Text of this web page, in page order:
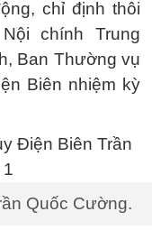
chỉ định thôi
chính Trung
Ban Thường vụ
Biên nhiệm kỳ
Quốc Cường.